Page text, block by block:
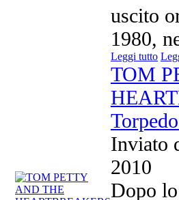
uscito
1980,
Leggi tutto
TOM
Inviato
2010
Dopo